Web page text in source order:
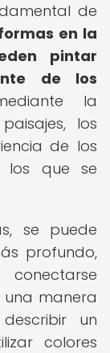
de
en la
pintar
de los
la
los
de los
los que se
se puede
profundo,
manera
un
colores